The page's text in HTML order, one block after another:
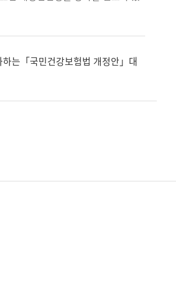
는「국민건강보험법 개정안」대